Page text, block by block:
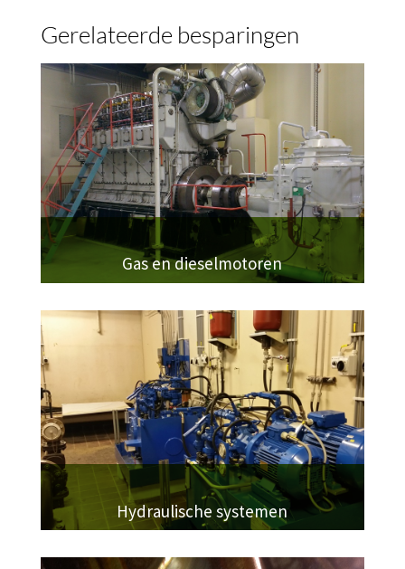
Gerelateerde besparingen
Gas en dieselmotoren
Hydraulische systemen